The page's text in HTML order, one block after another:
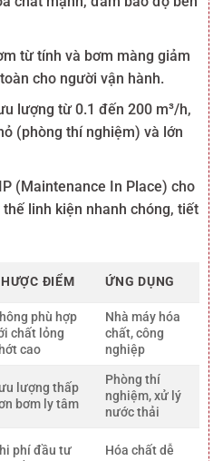
từ tính và bơm màng giảm
cho người vận hành.
lượng từ 0.1 đến 200 m³/h,
(phòng thí nghiệm) và lớn
(Maintenance In Place) cho
linh kiện nhanh chóng, tiết
ĐIỂM ỨNG DỤNG
phù hợp
chất lỏng
cao
Nhà máy hóa
chất, công
nghiệp
lượng thấp
bơm ly tâm
Phòng thí
nghiệm, xử lý
nước thải
phí đầu tư
Hóa chất dễ